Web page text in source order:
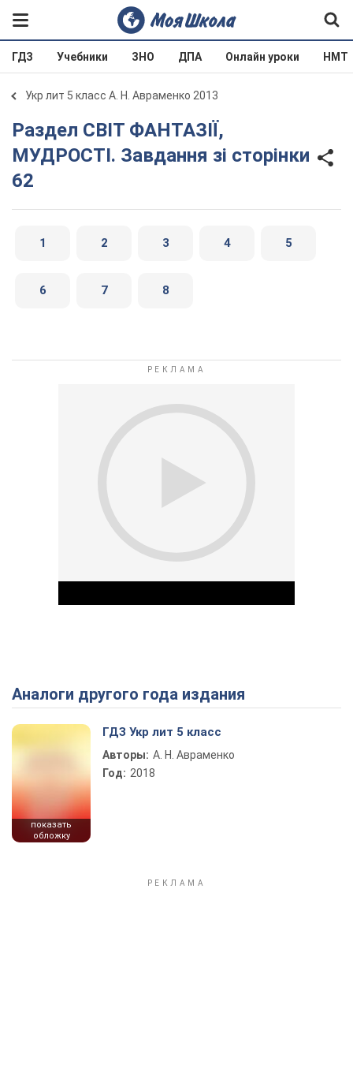
ГДЗ Учебники ЗНО ДПА Онлайн уроки НМТ
Укр лит 5 класс А. Н. Авраменко 2013
Раздел СВІТ ФАНТАЗІЇ,
МУДРОСТІ. Завдання зі сторінки
62
1 2 3 4 5
6 7 8
Play Video
Аналоги другого года издания
показать
обложку
ГДЗ Укр лит 5 класс
Авторы: А. Н. Авраменко
Год: 2018